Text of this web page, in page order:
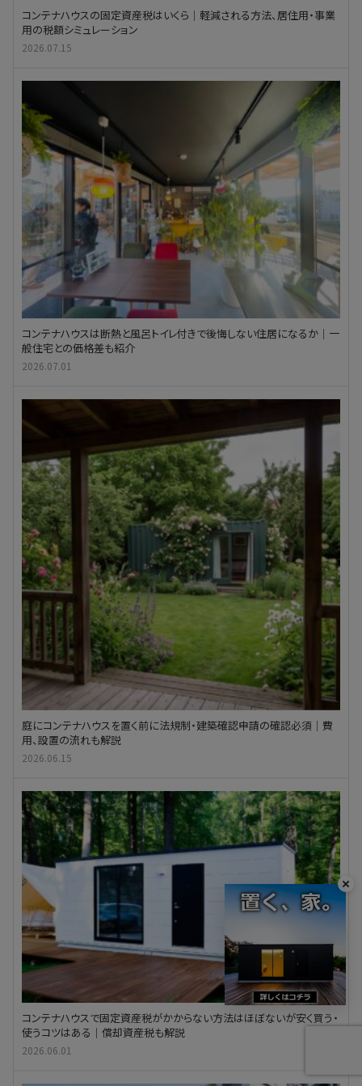
コンテナハウスの固定資産税はいくら｜軽減される方法、居住用・事業
用の税額シミュレーション
2026.07.15
コンテナハウスは断熱と風呂トイレ付きで後悔しない住居になるか｜一
般住宅との価格差も紹介
2026.07.01
庭にコンテナハウスを置く前に法規制・建築確認申請の確認必須｜費
用、設置の流れも解説
2026.06.15
コンテナハウスで固定資産税がかからない方法はほぼないが安く買う・
使うコツはある｜償却資産税も解説
2026.06.01